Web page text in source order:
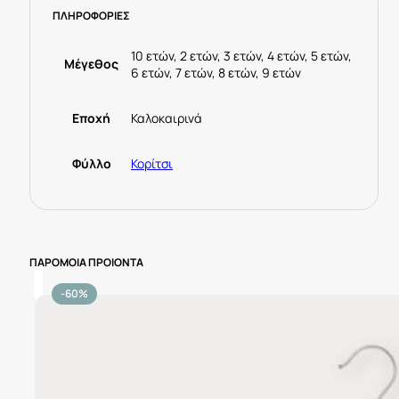
Ροζ
ΠΛΗΡΟΦΟΡΙΕΣ
Μέγεθος
10 ετών, 2 ετών, 3 ετών, 4 ετών, 5 ετών,
6 ετών, 7 ετών, 8 ετών, 9 ετών
Εποχή Καλοκαιρινά
Φύλλο Κορίτσι
ΠΑΡΟΜΟΙΑ ΠΡΟΙΟΝΤΑ
-60%